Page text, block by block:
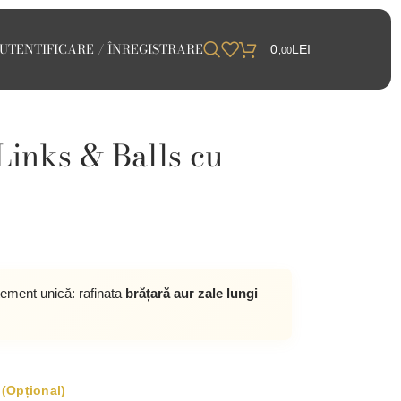
/ ÎNREGISTRARE 0 ,00LEI
& Balls cu
unică: rafinata brățară aur zale lungi